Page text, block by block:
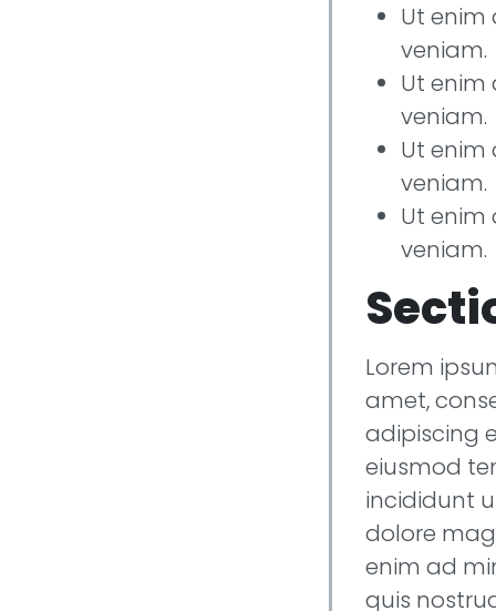
Ut enim
veniam.
Ut enim
veniam.
Ut enim
veniam.
Ut enim
veniam.
Lorem
amet,
adipiscing
eiusmod
incididunt
dolore
enim ad
quis